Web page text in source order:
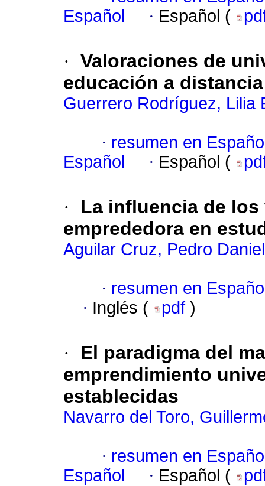
Español
· Español (
· Valoraciones de
educación a
Guerrero Rodríguez, Lilia
· resumen en
Español
· Español (
·
La influencia de
emprededora en
Aguilar Cruz, Pedro Daniel
· resumen en
· Inglés ( pdf )
·
El paradigma del
emprendimiento
establecidas
Navarro del Toro,
· resumen en
Español
· Español (